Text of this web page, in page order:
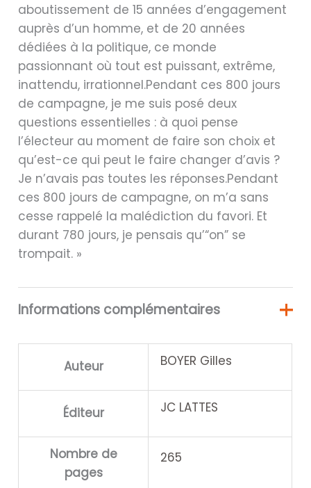
aboutissement de 15 années d’engagement
auprès d’un homme, et de 20 années
dédiées à la politique, ce monde
passionnant où tout est puissant, extrême,
inattendu, irrationnel.Pendant ces 800 jours
de campagne, je me suis posé deux
questions essentielles : à quoi pense
l’électeur au moment de faire son choix et
qu’est-ce qui peut le faire changer d’avis ?
Je n’avais pas toutes les réponses.Pendant
ces 800 jours de campagne, on m’a sans
cesse rappelé la malédiction du favori. Et
durant 780 jours, je pensais qu’“on” se
trompait. »
Informations complémentaires
Auteur BOYER Gilles
Éditeur JC LATTES
Nombre de
pages
265